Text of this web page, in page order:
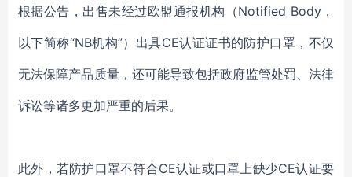
根据公告，出售未经过欧盟通报机构（Notified Body，
以下简称“NB机构”）出具CE认证证书的防护口罩，不仅
无法保障产品质量，还可能导致包括政府监管处罚、法律
诉讼等诸多更加严重的后果。
此外，若防护口罩不符合CE认证或口罩上缺少CE认证要